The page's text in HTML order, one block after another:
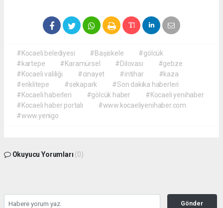
#Kocaeli belediyesi #Başiskele
#gölcük
#kartepe
#Karamürsel #Dilovası
#gebze
#Kocaeli valiliği
#cinayet #intihar
#kaza
#eriklitepe
#sekapark
#Son dakika haberleri
#Kocaeli haberleri
#gölcük haber
#Kocaeli yenihaber
#Kocaeli haber portalı
#www.kocaeliyenihaber.com
#www.yenigo
Okuyucu Yorumları (0)
Gönder